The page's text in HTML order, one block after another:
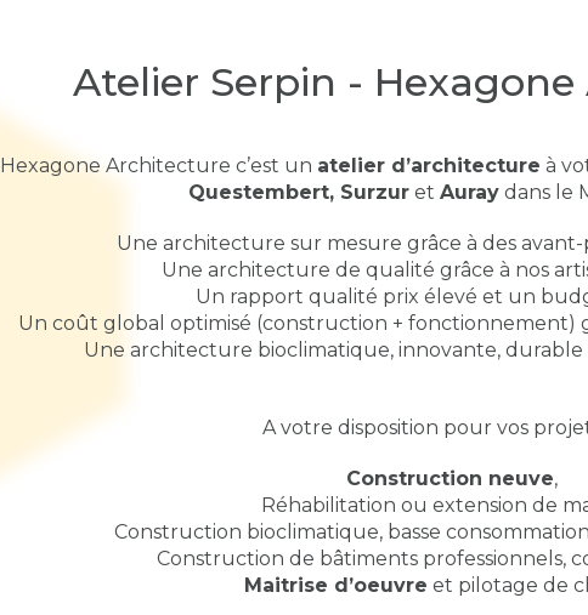
Atelier Serpin -
Hexagone Architecture c’est un atelier d’architecture à
Questembert, Surzuret Auraydans le
Une architecture sur mesure grâce à des
Une architecture de qualité grâce à nos
Un rapport qualité prix élevé et un
Un coût global optimisé (construction + fonctionnement)
Une architecture bioclimatique, innovante,
A votre disposition pour vos
Construction neuve,
Réhabilitation ou extension de
Construction bioclimatique, basse consommation
Construction de bâtiments professionnels,
Maitrise d’oeuvre et pilotage de